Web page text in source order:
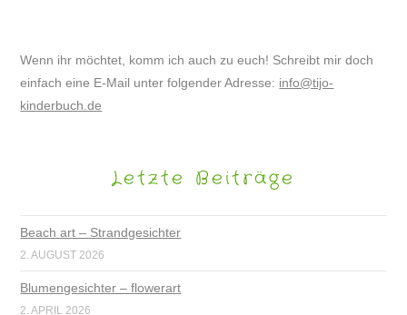
Wenn ihr möchtet, komm ich auch zu euch! Schreibt mir doch
einfach eine E-Mail unter folgender Adresse: info@tijo-
kinderbuch.de
Letzte Beiträge
Beach art – Strandgesichter
2. AUGUST 2026
Blumengesichter – flowerart
2. APRIL 2026